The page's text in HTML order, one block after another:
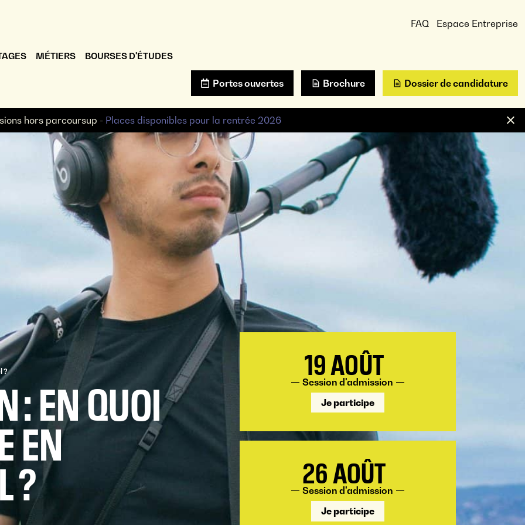
hors parcoursup - Places disponibles pour la rentrée 2026
?
: EN QUOI
EN
?
19 AOÛT
Session d'admission
Je participe
26 AOÛT
Session d'admission
Je participe
FAQ Espace Entreprise
MÉTIERS BOURSES D'ÉTUDES
Portes ouvertes Brochure Dossier de candidature